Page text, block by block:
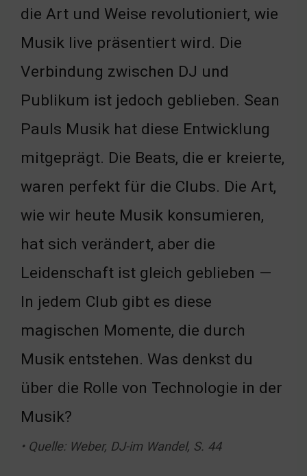
die Art und Weise revolutioniert, wie
Musik live präsentiert wird. Die
Verbindung zwischen DJ und
Publikum ist jedoch geblieben. Sean
Pauls Musik hat diese Entwicklung
mitgeprägt. Die Beats, die er kreierte,
waren perfekt für die Clubs. Die Art,
wie wir heute Musik konsumieren,
hat sich verändert, aber die
Leidenschaft ist gleich geblieben —
In jedem Club gibt es diese
magischen Momente, die durch
Musik entstehen. Was denkst du
über die Rolle von Technologie in der
Musik?
• Quelle: Weber, DJ-im Wandel, S. 44